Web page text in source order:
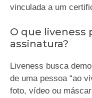
vinculada a um
O que liveness
assinatura?
Liveness busca
de uma pessoa “ao
foto, vídeo ou